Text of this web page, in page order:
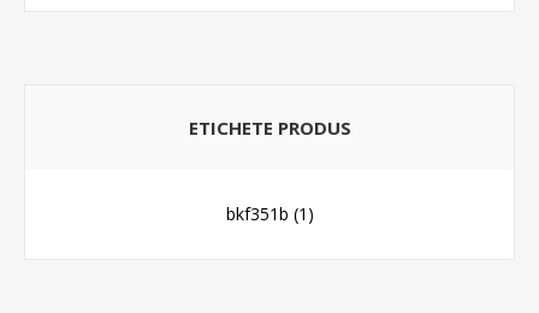
ETICHETE PRODUS
bkf351b (1)